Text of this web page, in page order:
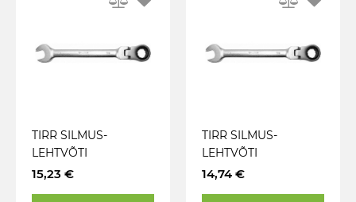
TIRR SILMUS-
LEHTVÕTI
LIIGENDIGA 12MM
15,23 €
TIRR SILMUS-
LEHTVÕTI
LIIGENDIGA 11MM
14,74 €